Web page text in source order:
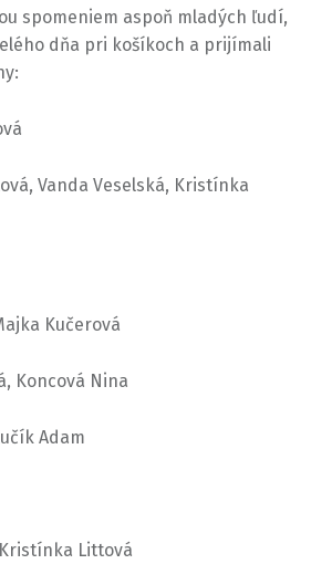
spomeniem aspoň mladých ľudí,
dňa pri košíkoch a prijímali
Vanda Veselská, Kristínka
Kučerová
Koncová Nina
Adam
Littová